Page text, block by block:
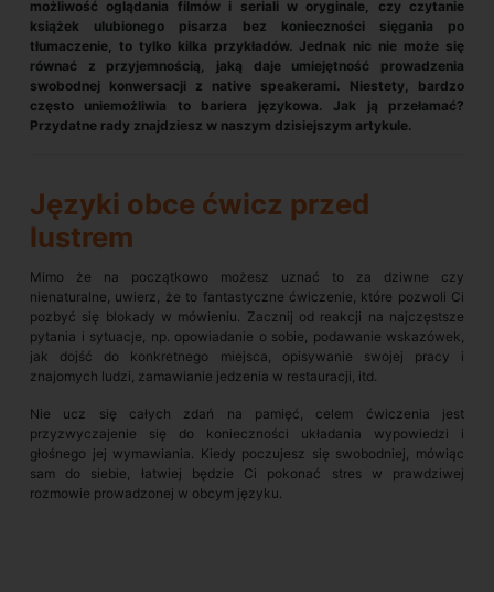
możliwość oglądania filmów i seriali w oryginale, czy czytanie
książek ulubionego pisarza bez konieczności sięgania po
tłumaczenie, to tylko kilka przykładów. Jednak nic nie może się
równać z przyjemnością, jaką daje umiejętność prowadzenia
swobodnej konwersacji z native speakerami. Niestety, bardzo
często uniemożliwia to bariera językowa. Jak ją przełamać?
Przydatne rady znajdziesz w naszym dzisiejszym artykule.
Języki obce ćwicz przed
lustrem
Mimo że na początkowo możesz uznać to za dziwne czy
nienaturalne, uwierz, że to fantastyczne ćwiczenie, które pozwoli Ci
pozbyć się blokady w mówieniu. Zacznij od reakcji na najczęstsze
pytania i sytuacje, np. opowiadanie o sobie, podawanie wskazówek,
jak dojść do konkretnego miejsca, opisywanie swojej pracy i
znajomych ludzi, zamawianie jedzenia w restauracji, itd.
Nie ucz się całych zdań na pamięć, celem ćwiczenia jest
przyzwyczajenie się do konieczności układania wypowiedzi i
głośnego jej wymawiania. Kiedy poczujesz się swobodniej, mówiąc
sam do siebie, łatwiej będzie Ci pokonać stres w prawdziwej
rozmowie prowadzonej w obcym języku.